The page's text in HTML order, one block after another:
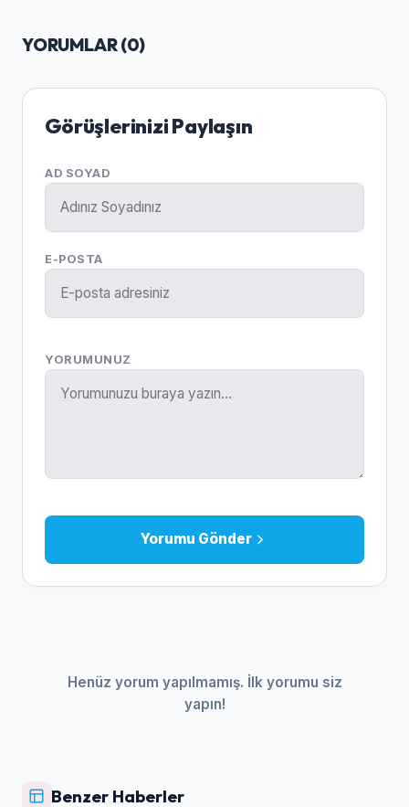
YORUMLAR (0)
Görüşlerinizi Paylaşın
AD SOYAD
E-POSTA
YORUMUNUZ
Yorumu Gönder
Henüz yorum yapılmamış. İlk yorumu siz
yapın!
Benzer Haberler